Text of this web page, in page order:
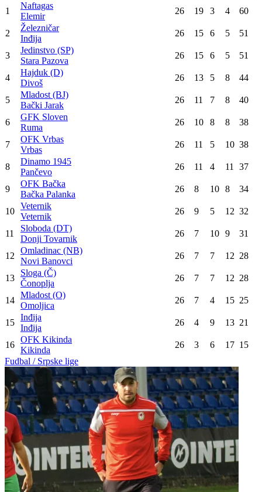
1
Naftagas
Elemir
26 19 3 4 60
2
Železničar
Inđija
26 15 6 5 51
3
Jedinstvo (SP)
Stara Pazova
26 15 6 5 51
4
Hajduk (D)
Divoš
26 13 5 8 44
5
Mladost (BJ)
Bački Jarak
26 11 7 8 40
6
GFK Sloven
Ruma
26 10 8 8 38
7
OFK Vrbas
Vrbas
26 11 5 10 38
8
Dinamo 1945
Pančevo
26 11 4 11 37
9
OFK Bačka
Bačka Palanka
26 8 10 8 34
10
Veternik
Veternik
26 9 5 12 32
11
Sloboda (DT)
Donji Tovarnik
26 7 10 9 31
12
Omladinac (NB)
Novi Banovci
26 7 7 12 28
13
Sloga (Č)
Čonoplja
26 7 7 12 28
14
Mladost (O)
Omoljica
26 7 4 15 25
15
Inđija
Inđija
26 4 9 13 21
16
OFK Kikinda
Kikinda
26 3 6 17 15
Fudbal / Srpske lige